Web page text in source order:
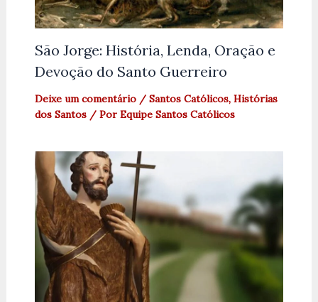
São Jorge: História, Lenda, Oração e
Devoção do Santo Guerreiro
Deixe um comentário / Santos Católicos, Histórias
dos Santos/ Por Equipe Santos Católicos